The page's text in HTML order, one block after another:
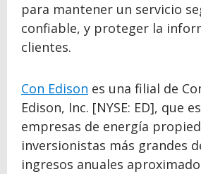
para mantener un servicio
confiable, y proteger la
clientes.
Con Edison es una filial de
Edison, Inc. [NYSE: ED], que
empresas de energía
inversionistas más grandes
ingresos anuales